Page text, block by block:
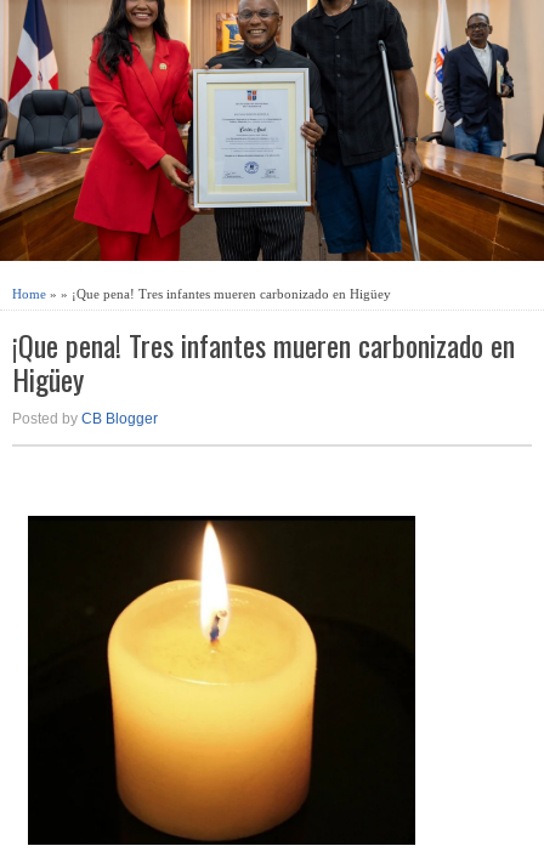
n
Home » » ¡Que pena! Tres infantes mueren carbonizado en Higüey
¡Que pena! Tres infantes mueren carbonizado en
Higüey
Posted by CB Blogger